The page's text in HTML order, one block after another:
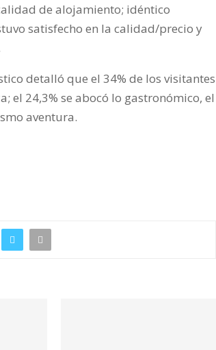
de alojamiento; idéntico
satisfecho en la calidad/precio y
detalló que el 34% de los visitantes
el 24,3% se abocó lo gastronómico, el
aventura.